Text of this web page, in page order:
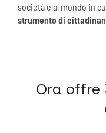
società e al mondo in
strumento di
Ora offre